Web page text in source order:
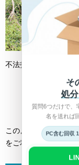
不法投棄
このようなトラブル
をご利用ください。
そ
処
質問6つだけで、
名を送れば
PC含む回収